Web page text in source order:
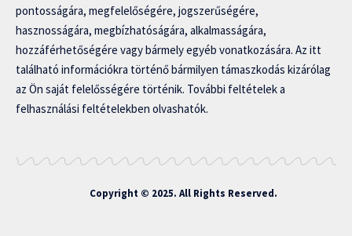
pontosságára, megfelelőségére, jogszerűségére,
hasznosságára, megbízhatóságára, alkalmasságára,
hozzáférhetőségére vagy bármely egyéb vonatkozására. Az itt
található információkra történő bármilyen támaszkodás kizárólag
az Ön saját felelősségére történik. További feltételek a
felhasználási feltételekben olvashatók.
Copyright © 2025. All Rights Reserved.